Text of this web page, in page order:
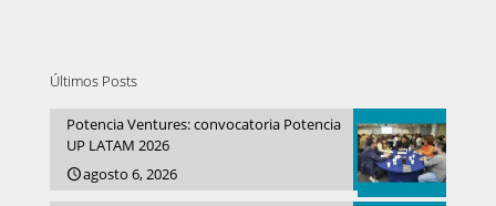
Últimos Posts
Potencia Ventures: convocatoria Potencia
UP LATAM 2026
agosto 6, 2026